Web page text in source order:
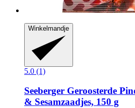
Winkelmandje
5.0 (1)
Seeberger Geroosterde
& Sesamzaadjes, 150 g